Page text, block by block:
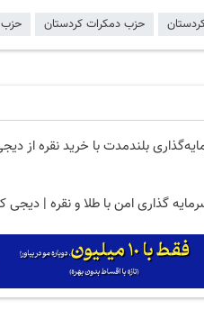
حزب دمکرات کردستان حزب
بلندمدت با خرید نقره از
گذاری امن با طلا و نقره | دیجی